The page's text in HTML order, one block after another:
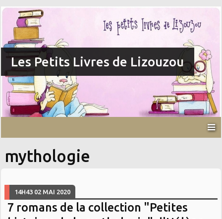
Les Petits Livres de Lizouzou
mythologie
14H43 02 MAI 2020
7 romans de la collection "Petites